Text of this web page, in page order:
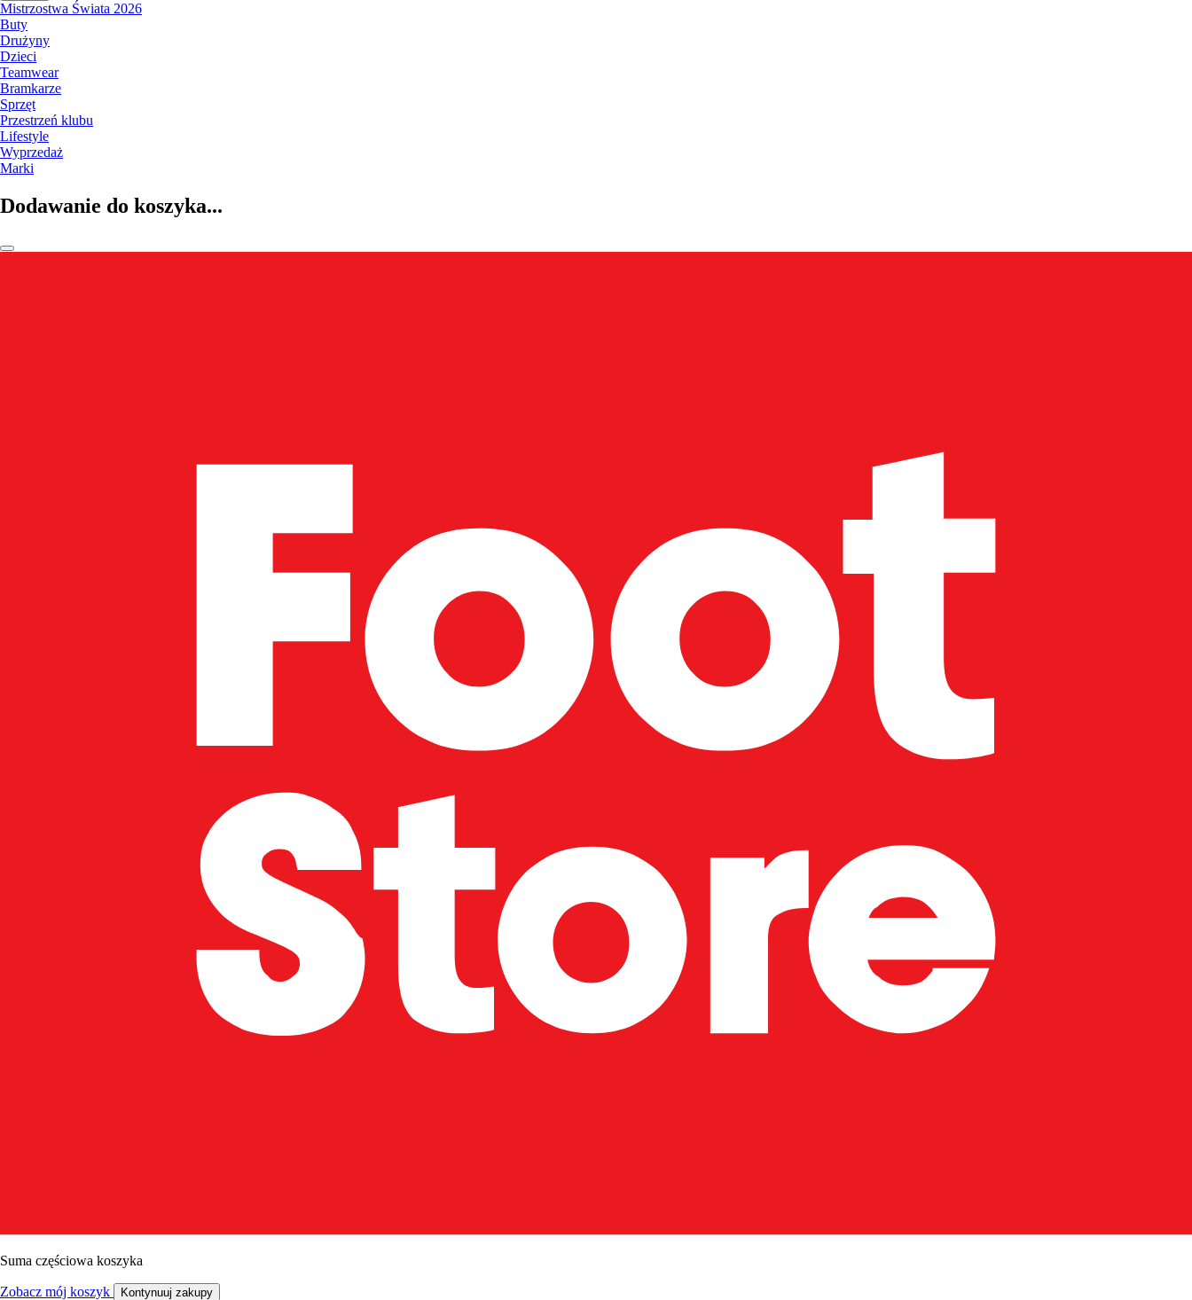
Mistrzostwa Świata 2026
Buty
Drużyny
Dzieci
Teamwear
Bramkarze
Sprzęt
Przestrzeń klubu
Lifestyle
Wyprzedaż
Marki
Dodawanie do koszyka...
Suma częściowa koszyka
Zobacz mój koszyk Kontynuuj zakupy